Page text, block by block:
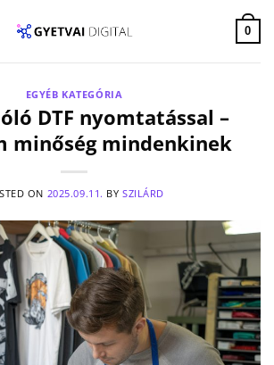
0
EGYÉB KATEGÓRIA
DTF nyomtatással –
minőség mindenkinek
ON 2025.09.11. BYSZILÁRD